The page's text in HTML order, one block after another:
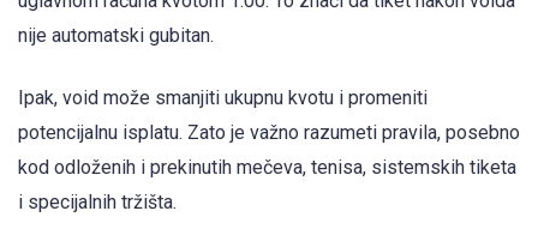
nije automatski gubitan.
Ipak, void može smanjiti ukupnu kvotu i promeniti
potencijalnu isplatu. Zato je važno razumeti pravila, posebno
kod odloženih i prekinutih mečeva, tenisa, sistemskih tiketa
i specijalnih tržišta.